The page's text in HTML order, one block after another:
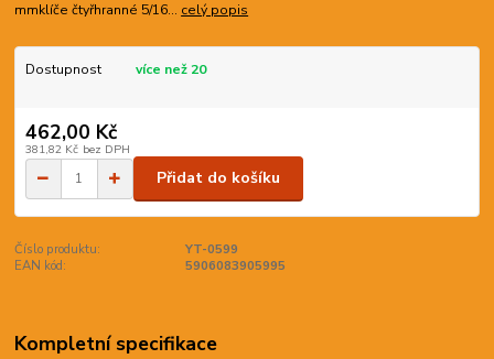
mmklíče čtyřhranné 5/16... celý popis
Dostupnost více než 20
462,00 Kč
381,82 Kč bez DPH
Přidat do košíku
Číslo produktu:
YT-0599
EAN kód:
5906083905995
Kompletní specifikace